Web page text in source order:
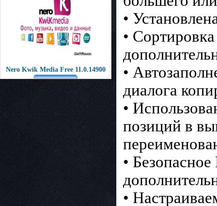
Nero Kwik Media Free 11.0.14900
•
•
•
диалога
•
позиций в
•
•